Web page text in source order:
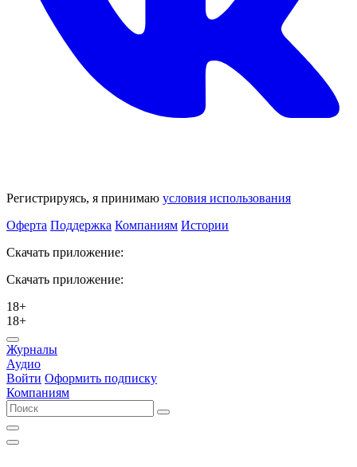
Регистрируясь, я принимаю условия использования
Оферта Поддержка Компаниям Истории
Скачать приложение:
Скачать приложение:
18+
18+
Журналы
Аудио
Войти Оформить подписку
Компаниям